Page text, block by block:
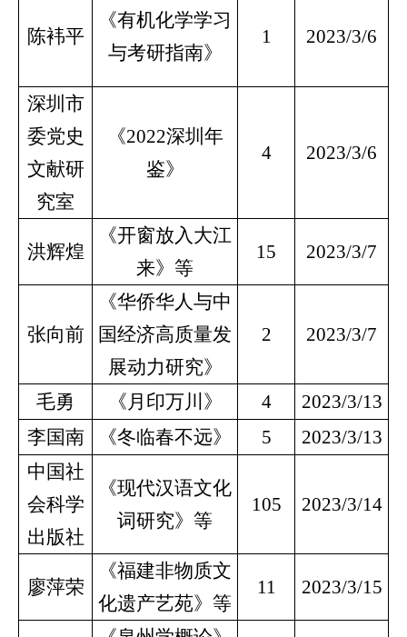
陈袆平
《有机化学学习
与考研指南》
1 2023/3/6
深圳市
委党史
文献研
究室
《2022深圳年
鉴》
4 2023/3/6
洪辉煌
《开窗放入大江
来》等
15 2023/3/7
张向前
《华侨华人与中
国经济高质量发
展动力研究》
2 2023/3/7
毛勇 《月印万川》 4
2023/3/13
李国南
《冬临春不远》 5
2023/3/13
中国社
会科学
出版社
《现代汉语文化
词研究》等
105 2023/3/14
廖萍荣
《福建非物质文
化遗产艺苑》等
11 2023/3/15